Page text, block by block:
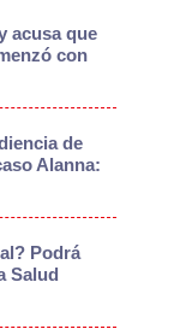
acusa que
con
de
Alanna:
Podrá
Salud